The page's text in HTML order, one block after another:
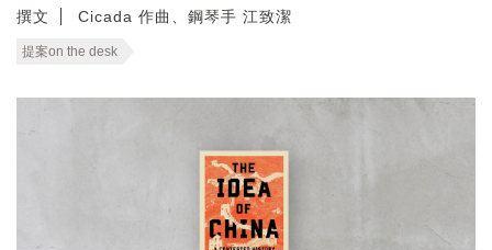
撰文 Cicada 作曲、鋼琴手 江致潔
提案on the desk